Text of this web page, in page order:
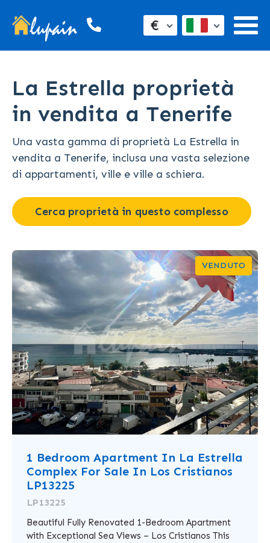
€
La Estrella proprietà
in vendita a Tenerife
Una vasta gamma di proprietà La Estrella in
vendita a Tenerife, inclusa una vasta selezione
di appartamenti, ville e ville a schiera.
Cerca proprietà in questo complesso
VENDUTO
1 Bedroom Apartment In La Estrella
Complex For Sale In Los Cristianos
LP13225
LP13225
Beautiful Fully Renovated 1-Bedroom Apartment
with Exceptional Sea Views – Los Cristianos This